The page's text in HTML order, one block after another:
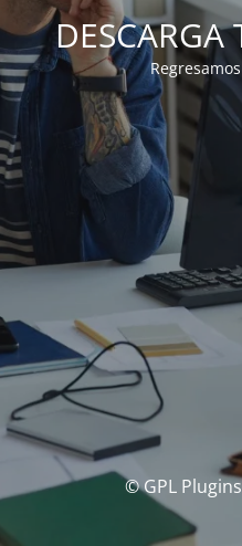
DESCARGA
© GPL